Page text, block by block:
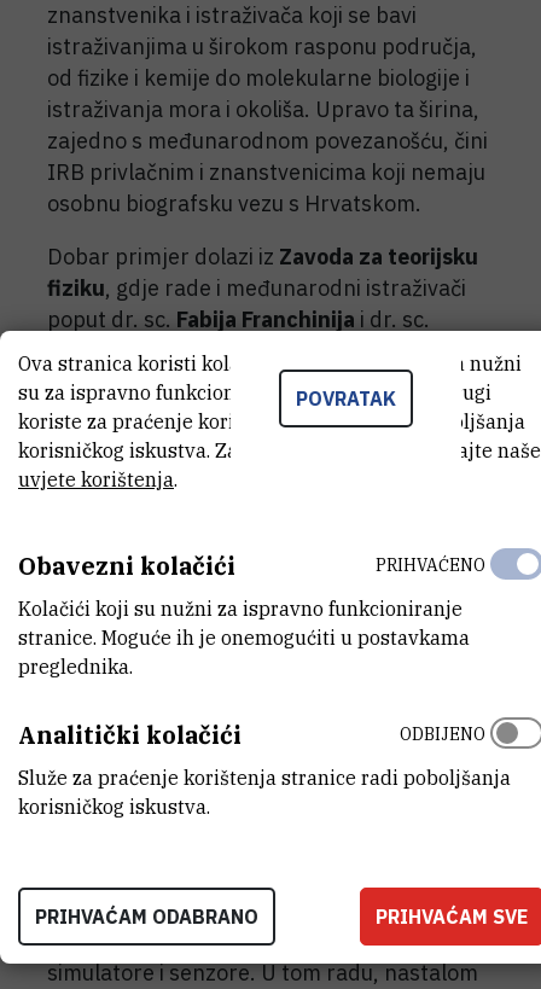
znanstvenika i istraživača koji se bavi
istraživanjima u širokom rasponu područja,
od fizike i kemije do molekularne biologije i
istraživanja mora i okoliša. Upravo ta širina,
zajedno s međunarodnom povezanošću, čini
IRB privlačnim i znanstvenicima koji nemaju
osobnu biografsku vezu s Hrvatskom.
Dobar primjer dolazi iz Zavoda za teorijsku
fiziku, gdje rade i međunarodni istraživači
poput dr. sc. Fabija Franchinija i dr. sc.
Salvatorea Marca Giampaola
fiziku kondenzirane tvari i statističku fiziku.
Salvatore Marco Giampaolo
za pohranu energije koji bi jednog dana
mogli biti važni za kvantna računala,
simulatore i senzore. U tom radu, nastalom
POVRATAK
Ova stranica koristi kolačiće. Neki od tih kolačića nužni
su za ispravno funkcioniranje stranice, dok se drugi
koriste za praćenje korištenja stranice radi poboljšanja
korisničkog iskustva. Za više informacija pogledajte naše
uvjete korištenja.
Obavezni kolačići
Kolačići koji su nužni za ispravno funkcioniranje
stranice. Moguće ih je onemogućiti u postavkama
preglednika.
PRIHVAĆENO
Analitički kolačići
Služe za praćenje korištenja stranice radi poboljšanja
korisničkog iskustva.
ODBIJENO
PRIHVAĆAM ODABRANO PRIHVAĆAM SVE